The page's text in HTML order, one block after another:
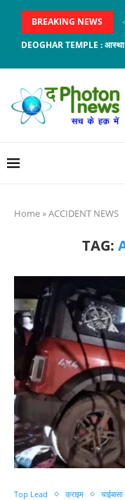
BREAKING NEWS
DEOGHAR TEMPLE : आस्था
Home»ACCIDENT NEWS
TAG:
Top Lead क्राइम चाईबासा